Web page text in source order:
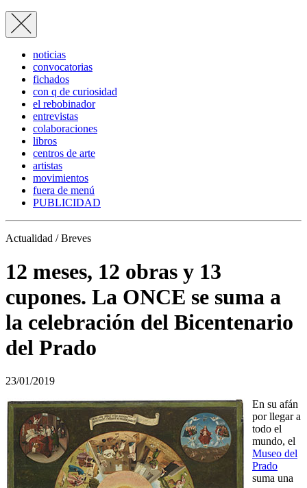
noticias
convocatorias
fichados
con q de curiosidad
el rebobinador
entrevistas
colaboraciones
libros
centros de arte
artistas
movimientos
fuera de menú
PUBLICIDAD
Actualidad / Breves
12 meses, 12 obras y 13
cupones. La ONCE se suma a
la celebración del Bicentenario
del Prado
23/01/2019
En su afán
por llegar a
todo el
mundo, el
Museo del
Prado
suma una